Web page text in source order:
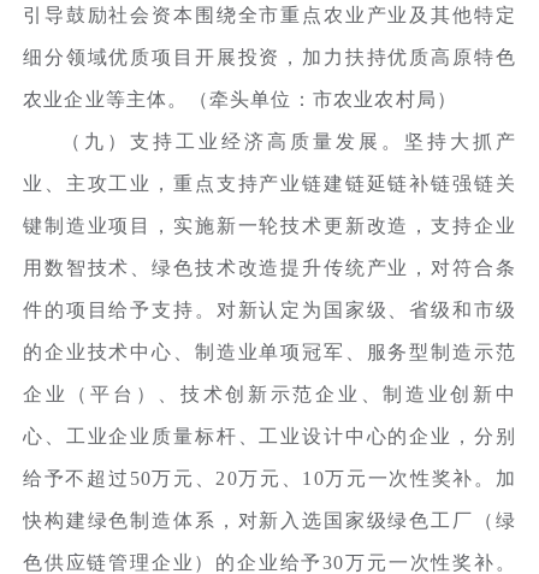
引导鼓励社会资本围绕全市重点农业产业及其他特定
细分领域优质项目开展投资，加力扶持优质高原特色
农业企业等主体。（牵头单位：市农业农村局）
（九）支持工业经济高质量发展。坚持大抓产
业、主攻工业，重点支持产业链建链延链补链强链关
键制造业项目，实施新一轮技术更新改造，支持企业
用数智技术、绿色技术改造提升传统产业，对符合条
件的项目给予支持。对新认定为国家级、省级和市级
的企业技术中心、制造业单项冠军、服务型制造示范
企业（平台）、技术创新示范企业、制造业创新中
心、工业企业质量标杆、工业设计中心的企业，分别
给予不超过50万元、20万元、10万元一次性奖补。加
快构建绿色制造体系，对新入选国家级绿色工厂（绿
色供应链管理企业）的企业给予30万元一次性奖补。